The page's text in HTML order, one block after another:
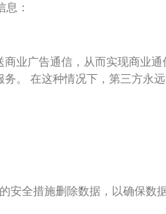
：
业广告通信，从而实现商业通
。 在这种情况下，第三方永
安全措施删除数据，以确保数